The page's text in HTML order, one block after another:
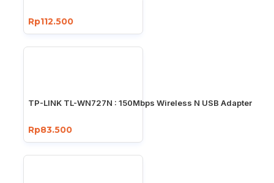
Rp112.500
TP-LINK TL-WN727N : 150Mbps Wireless N USB Adapter
Rp83.500